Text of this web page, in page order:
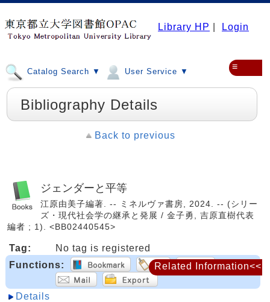
Library HP Login
Catalog Search ▼ User Service ▼ ≡
Bibliography Details
Back to previous
ジェンダーと平等
江原由美子編著. -- ミネルヴァ書房, 2024. -- (シリー
ズ・現代社会学の継承と発展 / 金子勇, 吉原直樹代表
編者 ; 1). <BB02440545>
Tag:
No tag is registered
Functions:
Details
Related Information<<